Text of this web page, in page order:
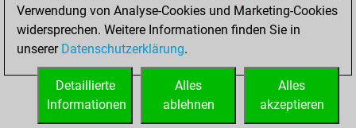
Türme auf der siebten
0
STARTSEITE
Verwendung von Analyse-Cookies und Marketing-Cookies
widersprechen. Weitere Informationen finden Sie in
unserer Datenschutzerklärung.
Alles
akzeptieren
Alles
ablehnen
Detaillierte
Informationen